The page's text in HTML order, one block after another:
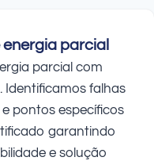
parcial
parcial com
Identificamos falhas
pontos específicos
garantindo
e solução